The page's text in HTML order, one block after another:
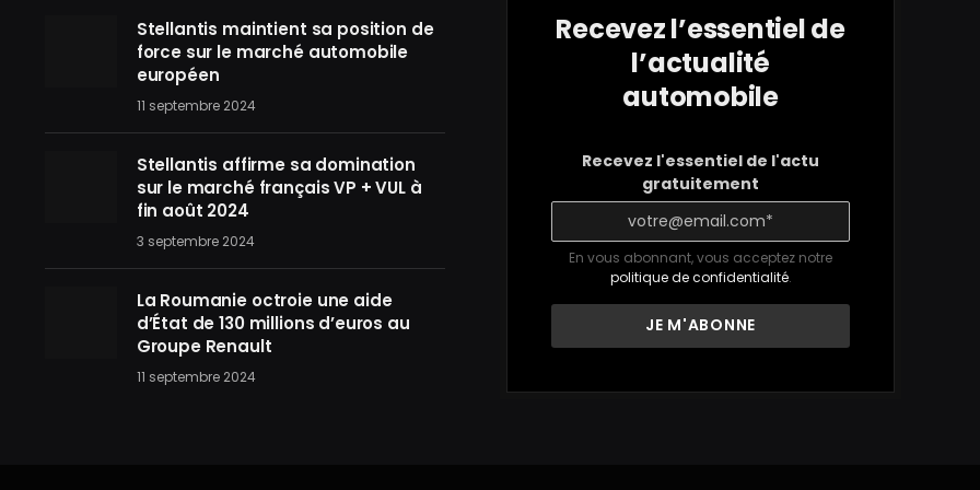
Stellantis maintient sa position de
force sur le marché automobile
européen
11 septembre 2024
Stellantis affirme sa domination
sur le marché français VP + VUL à
fin août 2024
3 septembre 2024
La Roumanie octroie une aide
d’État de 130 millions d’euros au
Groupe Renault
11 septembre 2024
Recevez l’essentiel de
l’actualité
automobile
Recevez l'essentiel de l'actu
gratuitement
En vous abonnant, vous acceptez notre
politique de confidentialité.